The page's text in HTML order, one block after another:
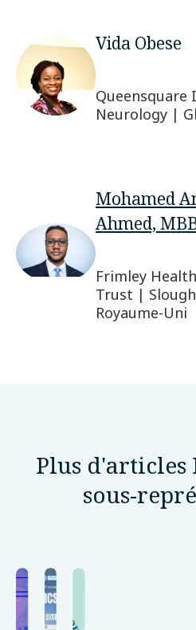
Vida Obese
Neurology |
Mohamed
Ahmed,
Frimley
Trust |
Royaume-Uni
Plus d'articles
sous-